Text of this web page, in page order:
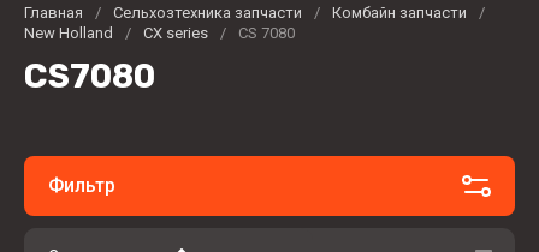
Главная / Сельхозтехника запчасти / Комбайн запчасти
/
New Holland
/ CX series / CS 7080
CS7080
Фильтр